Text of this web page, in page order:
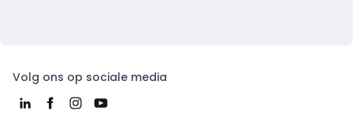
Volg ons op sociale media